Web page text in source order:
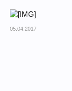
05.04.2017